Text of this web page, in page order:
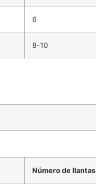
6
8-10
Número de llantas